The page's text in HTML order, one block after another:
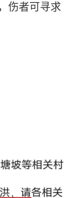
伤者可寻求